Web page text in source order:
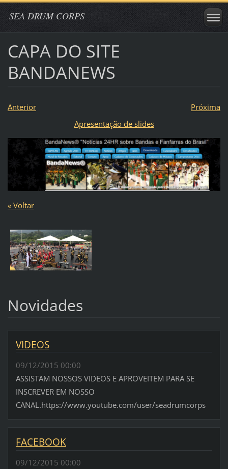
SEA DRUM CORPS
CAPA DO SITE
BANDANEWS
Anterior
Próxima
Apresentação de slides
« Voltar
Novidades
VIDEOS
09/12/2015 00:00
ASSISTAM NOSSOS VIDEOS E APROVEITEM PARA SE
INSCREVER EM NOSSO
CANAL.https://www.youtube.com/user/seadrumcorps
FACEBOOK
09/12/2015 00:00